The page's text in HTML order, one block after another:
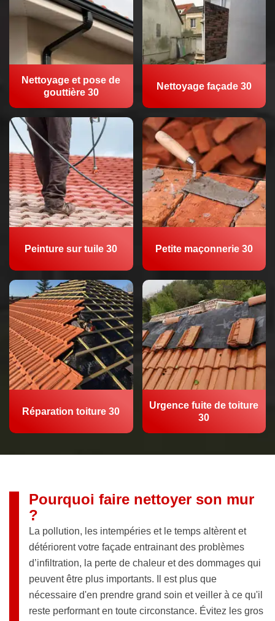
Nettoyage et pose de
gouttière 30
Nettoyage façade 30
Peinture sur tuile 30 Petite maçonnerie 30
Réparation toiture 30
Urgence fuite de toiture
30
Pourquoi faire nettoyer son mur
?
La pollution, les intempéries et le temps altèrent et
détériorent votre façade entrainant des problèmes
d’infiltration, la perte de chaleur et des dommages qui
peuvent être plus importants. Il est plus que
nécessaire d'en prendre grand soin et veiller à ce qu'il
reste performant en toute circonstance. Évitez les gros